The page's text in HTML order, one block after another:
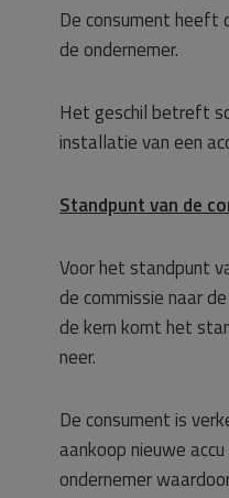
De consument heeft
de ondernemer.
Het geschil betreft
installatie van een
Standpunt van de
Voor het standpunt
de commissie naar
de kern komt het
neer.
De consument is
aankoop nieuwe
ondernemer